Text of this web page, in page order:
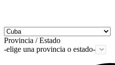
Provincia / Estado
-elige una provincia o estado-